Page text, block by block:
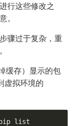
行这些修改之
。
骤过于复杂，重
缓存）显示的包
虚拟环境的
list